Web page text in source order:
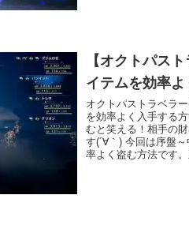
【オクトパス
イテムを効率
オクトパストラベラ
を効率よく入手する
むと笑える！相手の
す(´∀｀) 今回は序盤
率よく盗む方法です。